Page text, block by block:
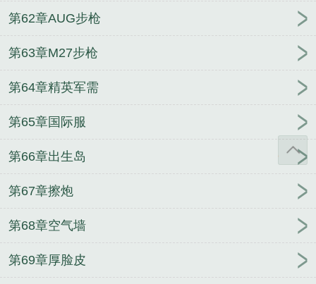
第62章AUG步枪
第63章M27步枪
第64章精英军需
第65章国际服
第66章出生岛
第67章擦炮
第68章空气墙
第69章厚脸皮